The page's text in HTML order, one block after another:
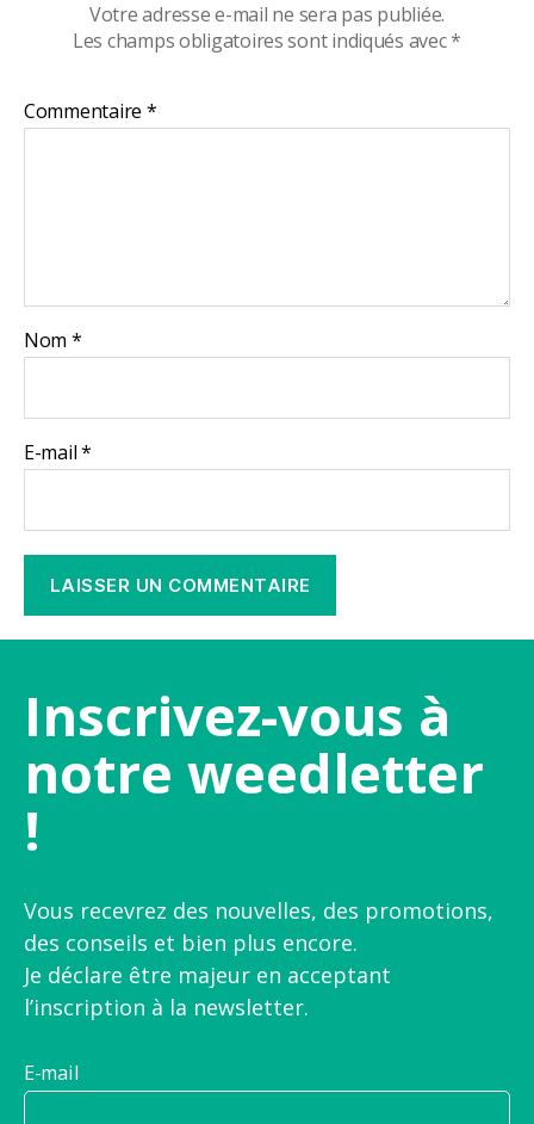
Votre adresse e-mail ne sera pas publiée.
Les champs obligatoires sont indiqués avec*
Commentaire *
Nom *
E-mail*
Inscrivez-vous à
notre weedletter
!
Vous recevrez des nouvelles, des promotions,
des conseils et bien plus encore.
Je déclare être majeur en acceptant
l’inscription à la newsletter.
E-mail